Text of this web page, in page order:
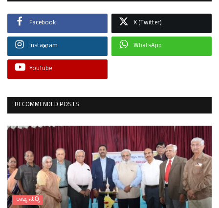
Facebook X (Twitter)
Instagram WhatsApp
YouTube
RECOMMENDED POSTS
ರಾಜ್ಯ ಸುದ್ದಿ